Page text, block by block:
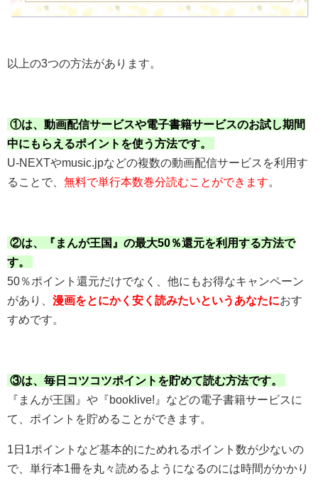
以上の3つの方法があります。
①は、動画配信サービスや電子書籍サービスのお試し期間
中にもらえるポイントを使う方法です。
U-NEXTやmusic.jpなどの複数の動画配信サービスを利用す
ることで、 無料で単行本数巻分読むことができます。
②は、『まんが王国』の最大50％還元を利用する方法で
す。
50％ポイント還元だけでなく、他にもお得なキャンペーン
があり、 漫画をとにかく安く読みたいというあなたにおす
すめです。
③は、毎日コツコツポイントを貯めて読む方法です。
『まんが王国』や『booklive!』などの電子書籍サービスに
て、ポイントを貯めることができます。
1日1ポイントなど基本的にためれるポイント数が少ないの
で、単行本1冊を丸々読めるようになるのには時間がかかり